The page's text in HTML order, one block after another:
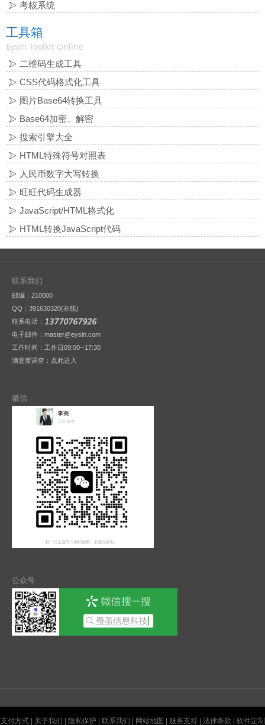
考核系统
工具箱
Eysln Toolkit Online
二维码生成工具
CSS代码格式化工具
图片Base64转换工具
Base64加密、解密
搜索引擎大全
HTML特殊符号对照表
人民币数字大写转换
旺旺代码生成器
JavaScript/HTML格式化
HTML转换JavaScript代码
联系我们
邮编：210000
QQ： 391630320(在线)
联系电话：
电子邮件：master@eysln.com
工作时间：工作日09:00--17:30
满意度调查： 点此进入
微信
公众号
支付方式 关于我们 隐私保护 联系我们 网站地图 服务支持 法律条款 软件定制